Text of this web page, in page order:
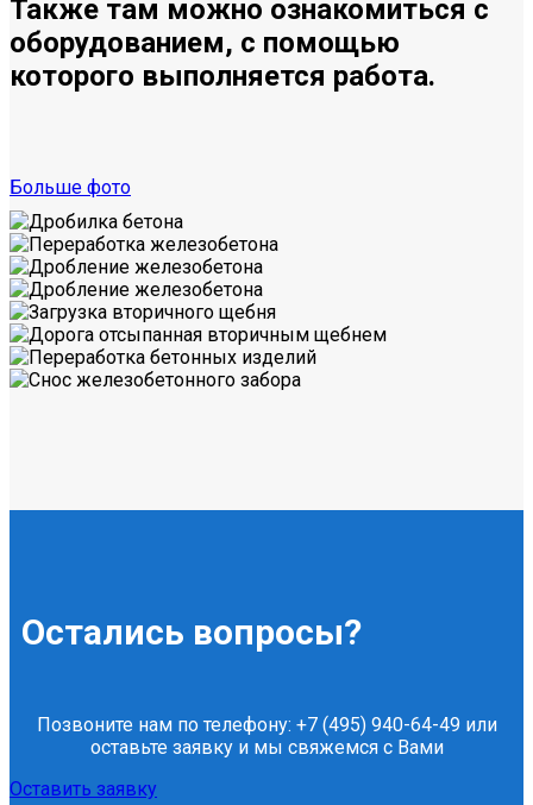
Также там можно ознакомиться с
оборудованием, с помощью
которого выполняется работа.
Больше фото
Остались вопросы?
Позвоните нам по телефону: +7 (495) 940-64-49 или
оставьте заявку и мы свяжемся с Вами
Оставить заявку